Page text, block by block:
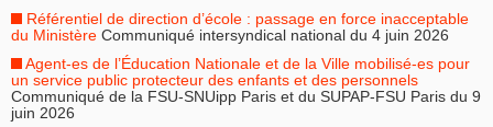
Référentiel de direction d’école : passage en force inacceptable
du Ministère Communiqué intersyndical national du 4 juin 2026
Agent-es de l’Éducation Nationale et de la Ville mobilisé-es pour
un service public protecteur des enfants et des personnels
Communiqué de la FSU-SNUipp Paris et du SUPAP-FSU Paris du 9
juin 2026